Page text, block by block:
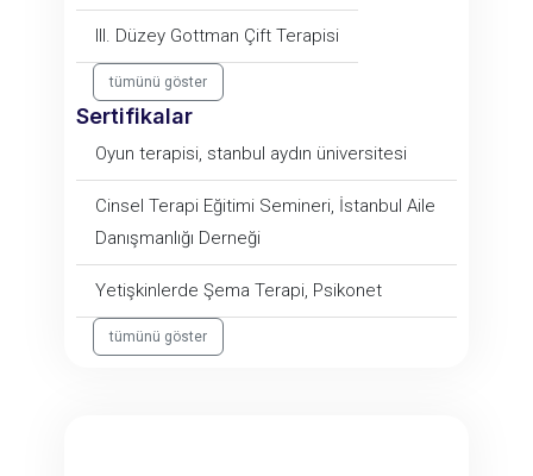
III. Düzey Gottman Çift Terapisi
tümünü göster
Sertifikalar
Oyun terapisi, stanbul aydın üniversitesi
Cinsel Terapi Eğitimi Semineri, İstanbul Aile
Danışmanlığı Derneği
Yetişkinlerde Şema Terapi, Psikonet
tümünü göster